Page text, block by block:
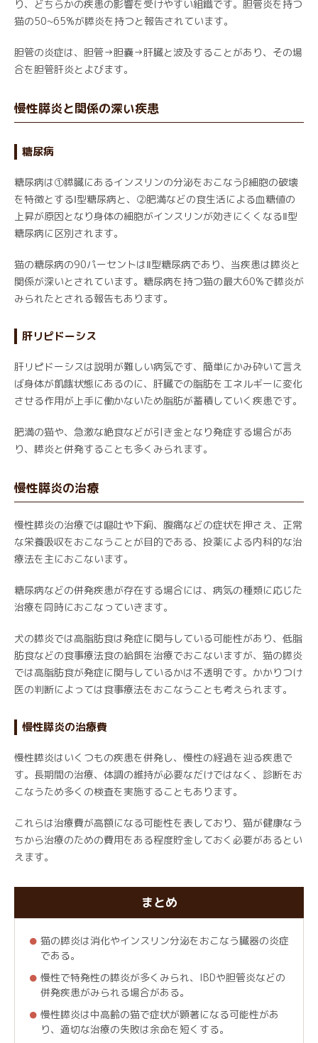
り、どちらかの疾患の影響を受けやすい組織です。胆管炎を持つ
猫の50~65%が膵炎を持つと報告されています。
胆管の炎症は、胆管→胆嚢→肝臓と波及することがあり、その場
合を胆管肝炎とよびます。
慢性膵炎と関係の深い疾患
糖尿病
糖尿病は①膵臓にあるインスリンの分泌をおこなうβ細胞の破壊
を特徴とするⅠ型糖尿病と、②肥満などの食生活による血糖値の
上昇が原因となり身体の細胞がインスリンが効きにくくなるⅡ型
糖尿病に区別されます。
猫の糖尿病の90パーセントはⅡ型糖尿病であり、当疾患は膵炎と
関係が深いとされています。糖尿病を持つ猫の最大60%で膵炎が
みられたとされる報告もあります。
肝リピドーシス
肝リピドーシスは説明が難しい病気です、簡単にかみ砕いて言え
ば身体が飢餓状態にあるのに、肝臓での脂肪をエネルギーに変化
させる作用が上手に働かないため脂肪が蓄積していく疾患です。
肥満の猫や、急激な絶食などが引き金となり発症する場合があ
り、膵炎と併発することも多くみられます。
慢性膵炎の治療
慢性膵炎の治療では嘔吐や下痢、腹痛などの症状を押さえ、正常
な栄養吸収をおこなうことが目的である、投薬による内科的な治
療法を主におこないます。
糖尿病などの併発疾患が存在する場合には、病気の種類に応じた
治療を同時におこなっていきます。
犬の膵炎では高脂肪食は発症に関与している可能性があり、低脂
肪食などの食事療法食の給餌を治療でおこないますが、猫の膵炎
では高脂肪食が発症に関与しているかは不透明です。かかりつけ
医の判断によっては食事療法をおこなうことも考えられます。
慢性膵炎の治療費
慢性膵炎はいくつもの疾患を併発し、慢性の経過を辿る疾患で
す。長期間の治療、体調の維持が必要なだけではなく、診断をお
こなうため多くの検査を実施することもあります。
これらは治療費が高額になる可能性を表しており、猫が健康なう
ちから治療のための費用をある程度貯金しておく必要があるとい
えます。
まとめ
猫の膵炎は消化やインスリン分泌をおこなう臓器の炎症
である。
慢性で特発性の膵炎が多くみられ、IBDや胆管炎などの
併発疾患がみられる場合がある。
慢性膵炎は中高齢の猫で症状が顕著になる可能性があ
り、適切な治療の失敗は余命を短くする。